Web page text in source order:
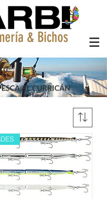
& Bichos
AL CURRICÁN